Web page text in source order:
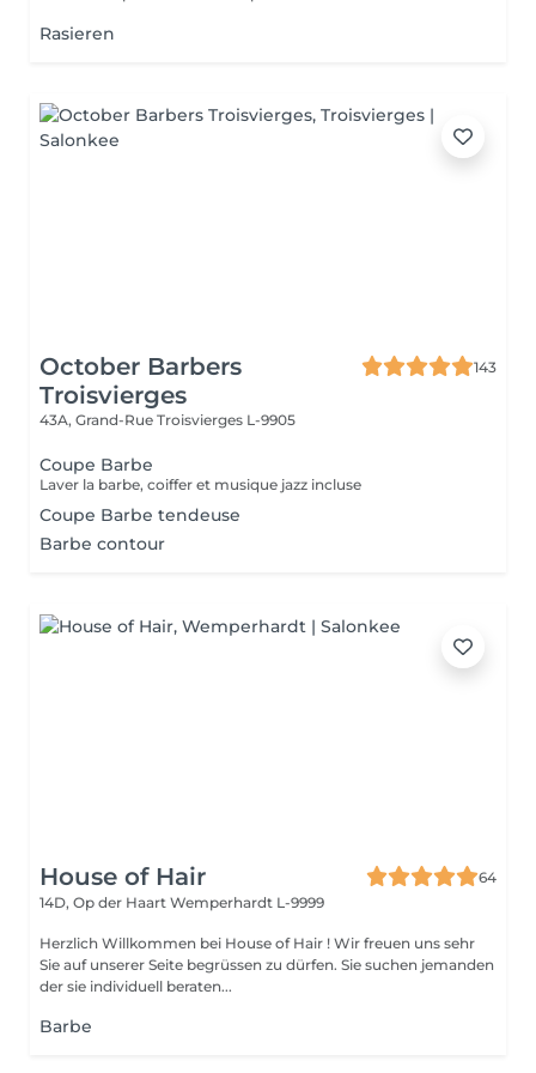
Rasieren
October Barbers
Troisvierges
143
43A, Grand-Rue Troisvierges L-9905
Coupe Barbe
Laver la barbe, coiffer et musique jazz incluse
Coupe Barbe tendeuse
Barbe contour
House of Hair
64
14D, Op der Haart Wemperhardt L-9999
Herzlich Willkommen bei House of Hair ! Wir freuen uns sehr
Sie auf unserer Seite begrüssen zu dürfen. Sie suchen jemanden
der sie individuell beraten...
Barbe